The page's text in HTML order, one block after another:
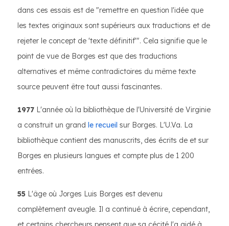
dans ces essais est de "remettre en question l'idée que
les textes originaux sont supérieurs aux traductions et de
rejeter le concept de 'texte définitif'". Cela signifie que le
point de vue de Borges est que des traductions
alternatives et même contradictoires du même texte
source peuvent être tout aussi fascinantes.
1977 L'année où la bibliothèque de l'Université de Virginie
a construit un grand le recueil sur Borges. L'U.Va. La
bibliothèque contient des manuscrits, des écrits de et sur
Borges en plusieurs langues et compte plus de 1 200
entrées.
55 L'âge où Jorges Luis Borges est devenu
complètement aveugle. Il a continué à écrire, cependant,